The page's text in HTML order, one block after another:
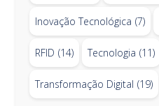
Inovação Tecnológica (7)
RFID (14) Tecnologia (11)
Transformação Digital (19)